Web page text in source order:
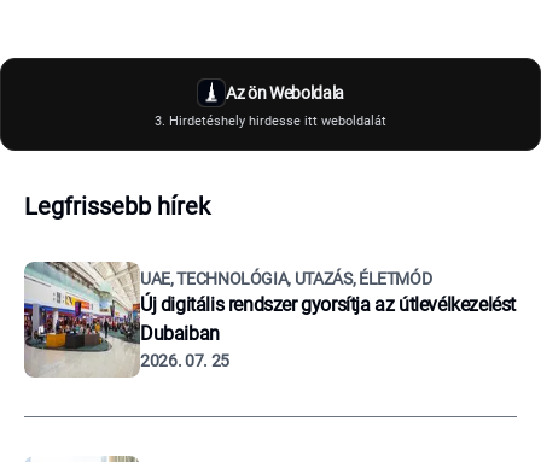
Az ön Weboldala
3. Hirdetéshely hirdesse itt weboldalát
Legfrissebb hírek
UAE, TECHNOLÓGIA, UTAZÁS, ÉLETMÓD
Új digitális rendszer gyorsítja az útlevélkezelést
Dubaiban
2026. 07. 25